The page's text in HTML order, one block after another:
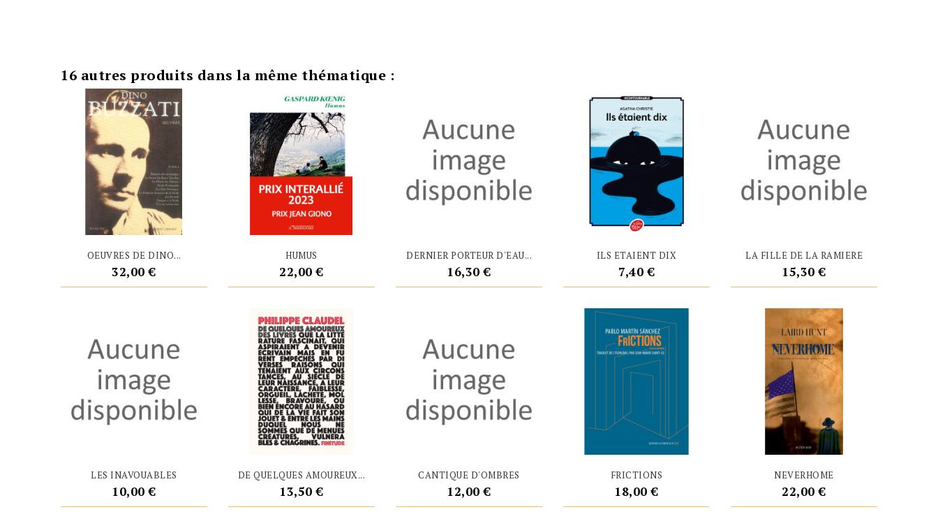
16 autres produits dans la même thématique :
OEUVRES DE DINO...
Prix
32,00 €
HUMUS
Prix
22,00 €
DERNIER PORTEUR D'EAU...
Prix
16,30 €
ILS ETAIENT DIX
Prix
7,40 €
LA FILLE DE LA RAMIERE
Prix
15,30 €
LES INAVOUABLES
Prix
10,00 €
DE QUELQUES AMOUREUX...
Prix
13,50 €
CANTIQUE D'OMBRES
Prix
12,00 €
FRICTIONS
Prix
18,00 €
NEVERHOME
Prix
22,00 €